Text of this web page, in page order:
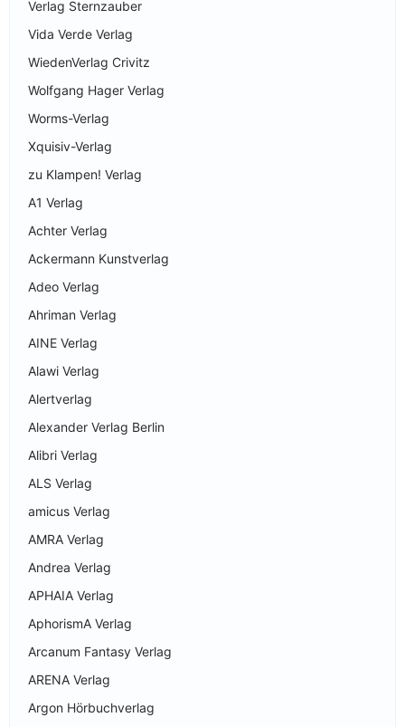
Verlag Sternzauber
Vida Verde Verlag
WiedenVerlag Crivitz
Wolfgang Hager Verlag
Worms-Verlag
Xquisiv-Verlag
zu Klampen! Verlag
A1 Verlag
Achter Verlag
Ackermann Kunstverlag
Adeo Verlag
Ahriman Verlag
AINE Verlag
Alawi Verlag
Alertverlag
Alexander Verlag Berlin
Alibri Verlag
ALS Verlag
amicus Verlag
AMRA Verlag
Andrea Verlag
APHAIA Verlag
AphorismA Verlag
Arcanum Fantasy Verlag
ARENA Verlag
Argon Hörbuchverlag